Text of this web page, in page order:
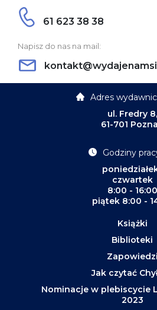
61 623 38 38
Napisz do nas na mail:
Adres
ul. Fredry 8,
61-701
Godziny
czwartek
8:00 - 16:00
piątek 8:00 -
Książki
Biblioteki
Zapowiedzi
Jak czytać
Nominacje w plebiscycie
2023